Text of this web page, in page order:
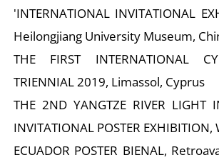
'INTERNATIONAL INVITATIONAL
Heilongjiang University Museum,
THE FIRST INTERNATIONAL
TRIENNIAL 2019, Limassol, Cyprus
THE 2ND YANGTZE RIVER LIGHT
INVITATIONAL POSTER
ECUADOR POSTER BIENAL,